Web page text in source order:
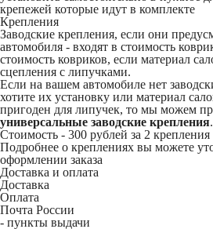
крепежей которые идут в комплекте
Крепления
Заводские крепления, если они
автомобиля - входят в стоимость
стоимость ковриков, если материал
сцепления с липучками.
Если на вашем автомобиле нет
хотите их установку или материал
пригоден для липучек, то мы можем
универсальные заводские крепления.
Стоимость - 300 рублей за 2
Подробнее о креплениях вы можете
оформлении заказа
Доставка и оплата
Доставка
Оплата
Почта России
- пункты выдачи